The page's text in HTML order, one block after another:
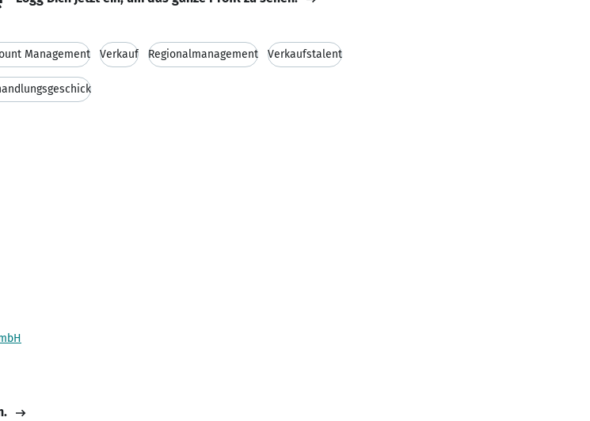
Management Verkauf Regionalmanagement Verkaufstalent